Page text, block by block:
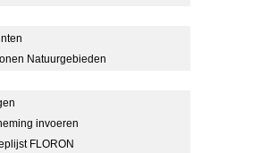
Natuurgebieden
invoeren
FLORON